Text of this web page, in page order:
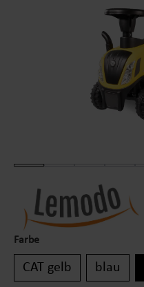
Farbe
CAT gelb blau